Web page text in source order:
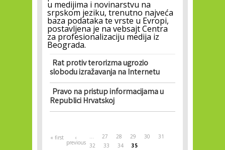
u medijima i novinarstvu na
srpskom jeziku, trenutno najveća
baza podataka te vrste u Evropi,
postavljena je na vebsajt Centra
za profesionalizaciju medija iz
Beograda.
Rat protiv terorizma ugrozio
slobodu izražavanja na Internetu
Pravo na pristup informacijama u
Republici Hrvatskoj
Pages
« first ‹
previous
… 27 28 29 30
31
32
33 34 35